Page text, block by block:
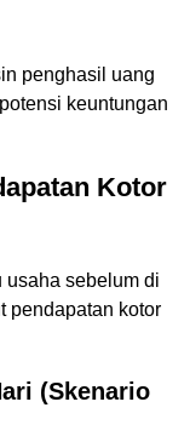
penghasil uang
keuntungan
Kotor
usaha sebelum di
pendapatan kotor
(Skenario